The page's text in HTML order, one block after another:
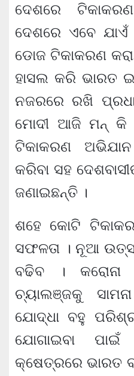
ଦେଶରେ
ଦେଶରେ ଏବେ
ଡୋଜ ଟିକାକରଣ
ହାସଲ କରି ଭାରତ
ନଜରରେ ରଖି
ମୋଦୀ ଆଜି ମନ୍ କି
ଟିକାକରଣ
କରିବା ସହ
ଜଣାଇଛନ୍ତି ।
ଶହେ କୋଟି
ସଫଳତା । ନୂଆ
ବଢିବ । କରୋନା
ଚ୍ୟାଲଞ୍ଜକୁ
ଯୋଦ୍ଧା ବହୁ
ଯୋଗାଇବା
କ୍ଷେତ୍ରରେ ଭାରତ